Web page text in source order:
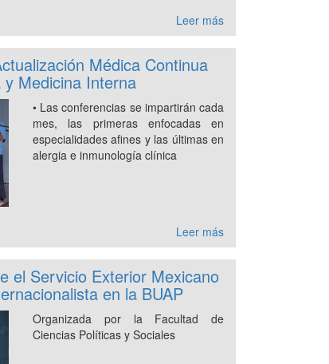
Leer más
Médica Continua
Medicina Interna
• Las conferencias se impartirán cada
mes, las primeras enfocadas en
especialidades afines y las últimas en
alergia e inmunología clínica
Leer más
el Servicio Exterior Mexicano
en la BUAP
Organizada por la Facultad de
Ciencias Políticas y Sociales